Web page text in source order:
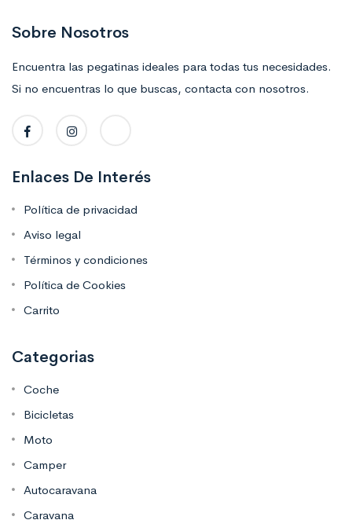
Sobre Nosotros
Encuentra las pegatinas ideales para todas tus necesidades.
Si no encuentras lo que buscas, contacta con nosotros.
Enlaces De Interés
Política de privacidad
Aviso legal
Términos y condiciones
Política de Cookies
Carrito
Categorias
Coche
Bicicletas
Moto
Camper
Autocaravana
Caravana